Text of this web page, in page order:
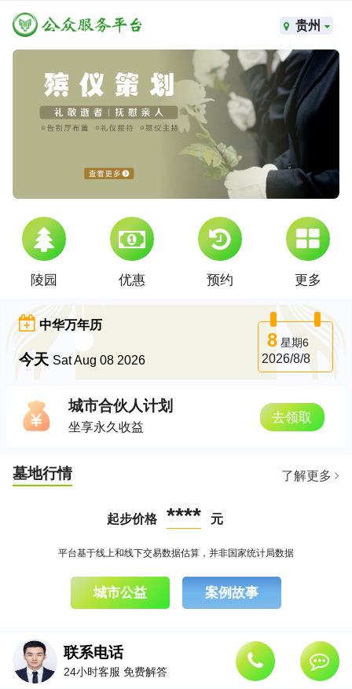
贵州
陵园 优惠 预约 更多
中华万年历
今天 Sat Aug 08 2026
8星期6
2026/8/8
城市合伙人计划
坐享永久收益
去领取
墓地行情 了解更多
起步价格 **** 元
平台基于线上和线下交易数据估算，并非国家统计局数据
城市公益 案例故事
联系电话
24小时客服 免费解答